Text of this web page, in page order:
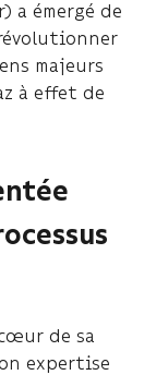
a émergé de
majeurs
à effet de
de sa
expertise